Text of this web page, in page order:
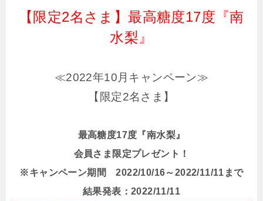
【限定2名さま】最高糖度17度『南
水梨』
≪2022年10月キャンペーン≫
【限定2名さま】
最高糖度17度『南水梨』
会員さま限定プレゼント！
※キャンペーン期間 2022/10/16～2022/11/11まで
結果発表：2022/11/11